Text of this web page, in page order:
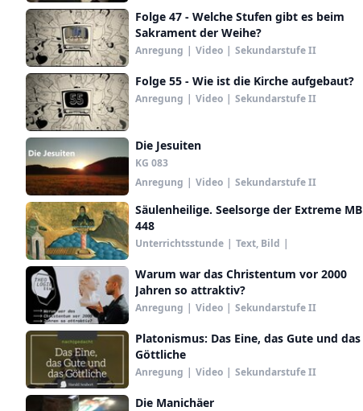
Folge 47 - Welche Stufen gibt es beim
Sakrament der Weihe?
Anregung | Video | Sekundarstufe II
Folge 55 - Wie ist die Kirche aufgebaut?
Anregung | Video | Sekundarstufe II
Die Jesuiten
KG 083
Anregung | Video | Sekundarstufe II
Säulenheilige. Seelsorge der Extreme MB
448
Unterrichtsstunde | Text, Bild |
Warum war das Christentum vor 2000
Jahren so attraktiv?
Anregung | Video | Sekundarstufe II
Platonismus: Das Eine, das Gute und das
Göttliche
Anregung | Video | Sekundarstufe II
Die Manichäer